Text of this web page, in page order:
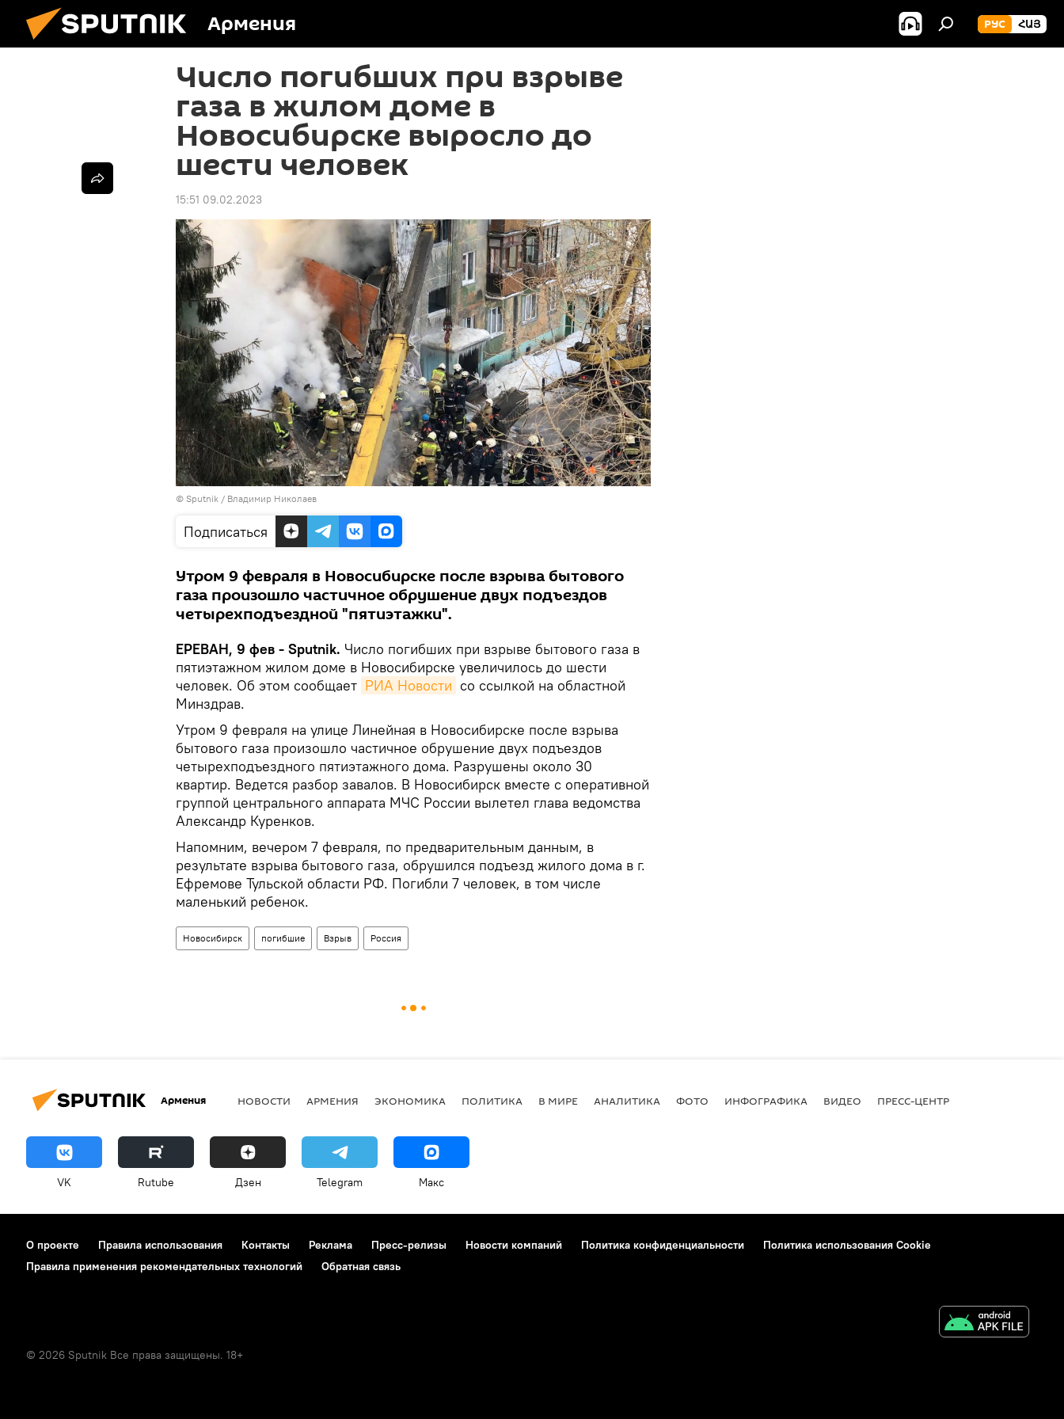
Армения РУС ՀԱՅ
Число погибших при взрыве
газа в жилом доме в
Новосибирске выросло до
шести человек
15:51 09.02.2023
© Sputnik / Владимир Николаев
Подписаться
Утром 9 февраля в Новосибирске после взрыва бытового
газа произошло частичное обрушение двух подъездов
четырехподъездной "пятиэтажки".
ЕРЕВАН, 9 фев - Sputnik. Число погибших при взрыве бытового газа в
пятиэтажном жилом доме в Новосибирске увеличилось до шести
человек. Об этом сообщает РИА Новости со ссылкой на областной
Минздрав.
Утром 9 февраля на улице Линейная в Новосибирске после взрыва
бытового газа произошло частичное обрушение двух подъездов
четырехподъездного пятиэтажного дома. Разрушены около 30
квартир. Ведется разбор завалов. В Новосибирск вместе с оперативной
группой центрального аппарата МЧС России вылетел глава ведомства
Александр Куренков.
Напомним, вечером 7 февраля, по предварительным данным, в
результате взрыва бытового газа, обрушился подъезд жилого дома в г.
Ефремове Тульской области РФ. Погибли 7 человек, в том числе
маленький ребенок.
Новосибирск погибшие Взрыв Россия
Армения НОВОСТИ АРМЕНИЯ ЭКОНОМИКА ПОЛИТИКА В МИРЕ АНАЛИТИКА ФОТО ИНФОГРАФИКА ВИДЕО ПРЕСС-ЦЕНТР
VK Rutube Дзен Telegram Макс
О проекте Правила использования Контакты Реклама Пресс-релизы Новости компаний Политика конфиденциальности
Политика использования Cookie
Правила применения рекомендательных технологий
Обратная связь
© 2026 Sputnik Все права защищены. 18+